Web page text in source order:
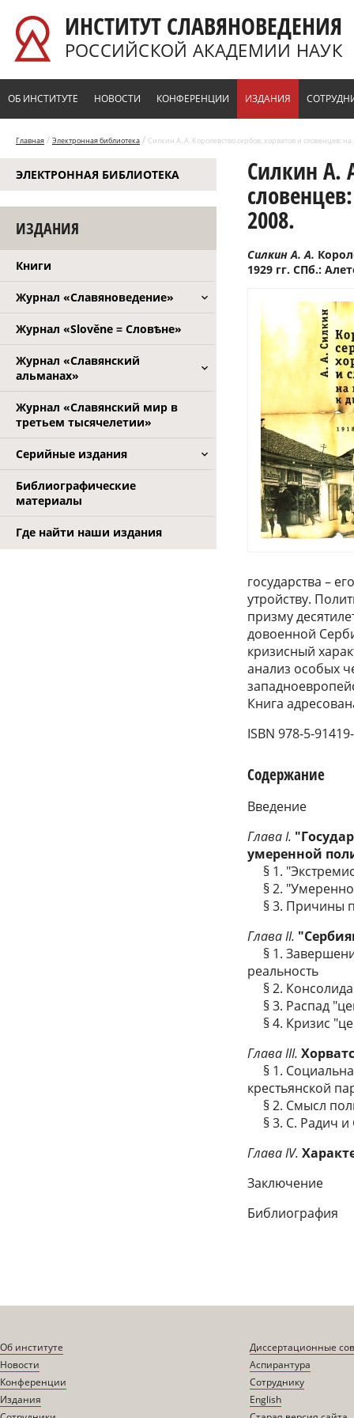
ИНСТИТУТ СЛАВЯНОВЕДЕНИЯ
РОССИЙСКОЙ АКАДЕМИИ НАУК
ОБ ИНСТИТУТЕ НОВОСТИ КОНФЕРЕНЦИИ ИЗДАНИЯ
Главная / Электронная библиотека / Силкин А. А. Королевство сербов, хорватов и словенцев:
ЭЛЕКТРОННАЯ БИБЛИОТЕКА
ИЗДАНИЯ
Книги
Журнал «Славяноведение»
Журнал «Slověne = Словѣне»
Журнал «Славянский
альманах»
Журнал «Славянский мир в
третьем тысячелетии»
Серийные издания
Библиографические
материалы
Где найти наши издания
Силкин А.
2008.
Силкин А. А.
1929 гг. СПб.:
государства –
утройству.
призму
довоенной
кризисный
анализ особых
Книга
ISBN 978-5-
Содержание
Введение
Глава I.
умеренной
§ 1.
§ 2.
§ 3. Причины
Глава II.
§ 1.
реальность
§ 2.
§ 3. Распад
§ 4. Кризис
Глава III.
§ 1.
крестьянской
§ 2. Смысл
§ 3. С. Радич и
Глава IV.
Заключение
Библиография
Об институте
Новости
Конференции
Издания
Диссертационные
Аспирантура
Сотруднику
English